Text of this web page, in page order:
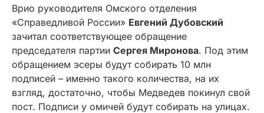
Врио руководителя Омского отделения
«Справедливой России» Евгений Дубовский
зачитал соответствующее обращение
председателя партии Сергея Миронова. Под этим
обращением эсеры будут собирать 10 млн
подписей – именно такого количества, на их
взгляд, достаточно, чтобы Медведев покинул свой
пост. Подписи у омичей будут собирать на улицах.